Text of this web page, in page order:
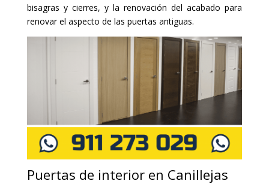
bisagras y cierres, y la renovación del acabado para
renovar el aspecto de las puertas antiguas.
Puertas de interior en Canillejas